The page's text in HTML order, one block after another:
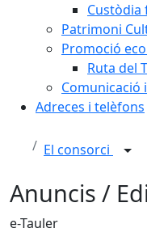
Custòdia
Patrimoni
Promoció
Ruta del
Comunicació
Adreces i telèfons
El consorci
Anuncis /
e-Tauler